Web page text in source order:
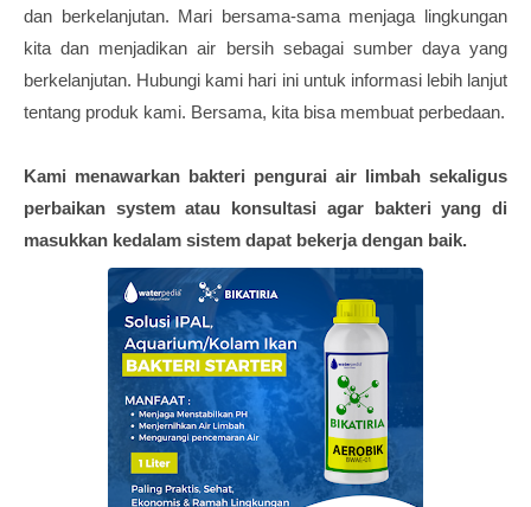
dan berkelanjutan. Mari bersama-sama menjaga lingkungan
kita dan menjadikan air bersih sebagai sumber daya yang
berkelanjutan. Hubungi kami hari ini untuk informasi lebih lanjut
tentang produk kami. Bersama, kita bisa membuat perbedaan.
Kami menawarkan bakteri pengurai air limbah sekaligus
perbaikan system atau konsultasi agar bakteri yang di
masukkan kedalam sistem dapat bekerja dengan baik.